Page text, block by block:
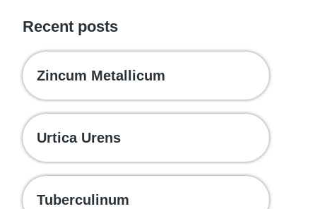
Recent posts
Zincum Metallicum
Urtica Urens
Tuberculinum